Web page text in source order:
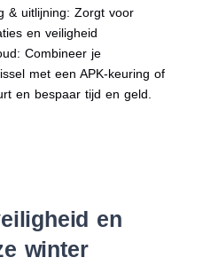
& uitlijning: Zorgt voor
en veiligheid
Combineer je
met een APK-keuring of
en bespaar tijd en geld.
en
winter